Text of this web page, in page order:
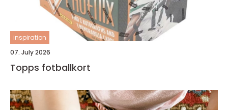
inspiration
07. July 2026
Topps fotballkort